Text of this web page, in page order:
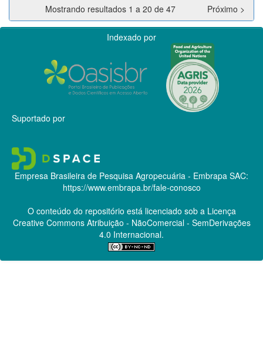
Mostrando resultados 1 a 20 de 47 Próximo >
Indexado por
Suportado por
Empresa Brasileira de Pesquisa Agropecuária - Embrapa SAC:
https://www.embrapa.br/fale-conosco
O conteúdo do repositório está licenciado sob a Licença
Creative CommonsAtribuição - NãoComercial - SemDerivações
4.0 Internacional.